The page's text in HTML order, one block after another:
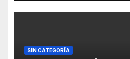
SIN CATEGORÍA